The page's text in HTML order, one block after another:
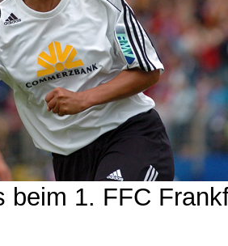
beim 1. FFC